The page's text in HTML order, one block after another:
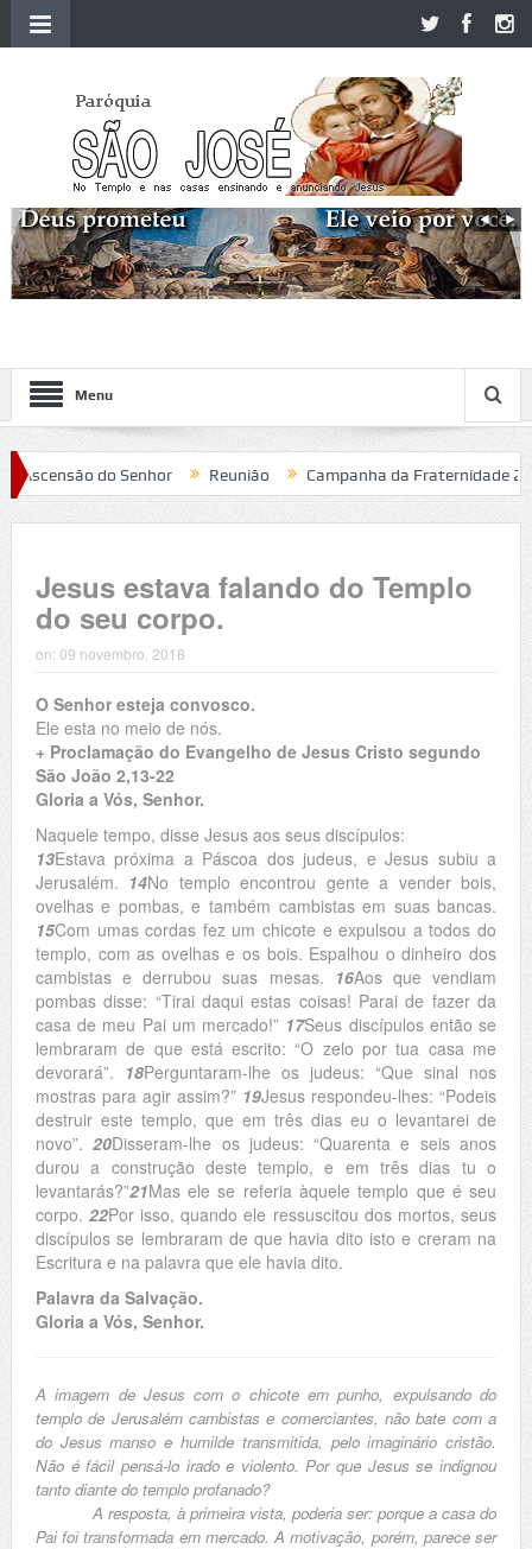
Menu
do Senhor Reunião Campanha da Fraternidade 2020
Jesus estava falando do Templo
do seu corpo.
on: 09 novembro, 2018
O Senhor esteja convosco.
Ele esta no meio de nós.
+ Proclamação do Evangelho de Jesus Cristo segundo
São João 2,13-22
Gloria a Vós, Senhor.
Naquele tempo, disse Jesus aos seus discípulos:
13Estava próxima a Páscoa dos judeus, e Jesus subiu a
Jerusalém. 14No templo encontrou gente a vender bois,
ovelhas e pombas, e também cambistas em suas bancas.
15Com umas cordas fez um chicote e expulsou a todos do
templo, com as ovelhas e os bois. Espalhou o dinheiro dos
cambistas e derrubou suas mesas. 16Aos que vendiam
pombas disse: “Tirai daqui estas coisas! Parai de fazer da
casa de meu Pai um mercado!” 17Seus discípulos então se
lembraram de que está escrito: “O zelo por tua casa me
devorará”. 18Perguntaram-lhe os judeus: “Que sinal nos
mostras para agir assim?” 19Jesus respondeu-lhes: “Podeis
destruir este templo, que em três dias eu o levantarei de
novo”.20Disseram-lhe os judeus: “Quarenta e seis anos
durou a construção deste templo, e em três dias tu o
levantarás?”21Mas ele se referia àquele templo que é seu
corpo.22Por isso, quando ele ressuscitou dos mortos, seus
discípulos se lembraram de que havia dito isto e creram na
Escritura e na palavra que ele havia dito.
Palavra da Salvação.
Gloria a Vós, Senhor.
A imagem de Jesus com o chicote em punho, expulsando do
templo de Jerusalém cambistas e comerciantes, não bate com a
do Jesus manso e humilde transmitida, pelo imaginário cristão.
Não é fácil pensá-lo irado e violento. Por que Jesus se indignou
tanto diante do templo profanado?
A resposta, à primeira vista, poderia ser: porque a casa do
Pai foi transformada em mercado. A motivação, porém, parece ser